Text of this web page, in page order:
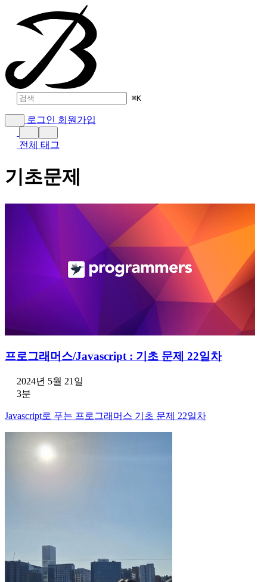
⌘K
로그인 회원가입
전체 태그
기초문제
프로그래머스/Javascript : 기초 문제 22일차
2024년 5월 21일
3분
Javascript로 푸는 프로그래머스 기초 문제 22일차